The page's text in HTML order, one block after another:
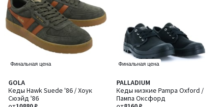
Финальная цена
GOLA
Кеды Hawk Suede '86 / Хоук
Сюэйд '86
Количество
цветов:
2
Финальная цена
PALLADIUM
Кеды низкие Pampa Oxford /
Пампа Оксфорд
4,8
/ 5
Количество
цветов:
2